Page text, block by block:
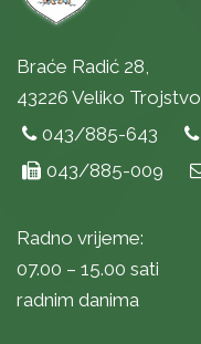
Braće Radić 28,
43226 Veliko Trojstvo
043/885-643
043/885-009
Radno vrijeme:
07.00 – 15.00 sati
radnim danima